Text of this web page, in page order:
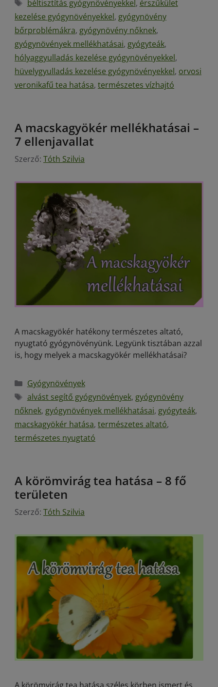
béltisztítás gyógynövényekkel , érszűkület
kezelése gyógynövényekkel, gyógynövény
bőrproblémákra, gyógynövény nőknek,
gyógynövények mellékhatásai, gyógyteák,
hólyaggyulladás kezelése gyógynövényekkel,
hüvelygyulladás kezelése gyógynövényekkel, orvosi
veronikafű tea hatása, természetes vízhajtó
A macskagyökér mellékhatásai –
7 ellenjavallat
Szerző: Tóth Szilvia
A macskagyökér hatékony természetes altató,
nyugtató gyógynövényünk. Legyünk tisztában azzal
is, hogy melyek a macskagyökér mellékhatásai?
Gyógynövények
alvást segítő gyógynövények, gyógynövény
nőknek, gyógynövények mellékhatásai, gyógyteák,
macskagyökér hatása, természetes altató,
természetes nyugtató
A körömvirág tea hatása – 8 fő
területen
Szerző: Tóth Szilvia